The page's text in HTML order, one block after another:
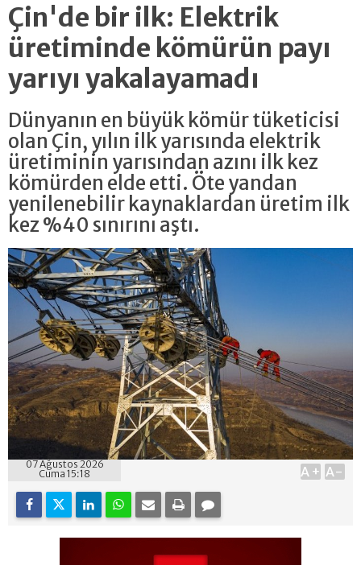
Çin'de bir ilk: Elektrik
üretiminde kömürün payı
yarıyı yakalayamadı
Dünyanın en büyük kömür tüketicisi
olan Çin, yılın ilk yarısında elektrik
üretiminin yarısından azını ilk kez
kömürden elde etti. Öte yandan
yenilenebilir kaynaklardan üretim ilk
kez %40 sınırını aştı.
07 Ağustos 2026
Cuma 15:18
A+ A-